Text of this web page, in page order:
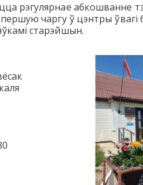
рэгулярнае абкошванне
чаргу ў цэнтры ўвагі
старэйшын.